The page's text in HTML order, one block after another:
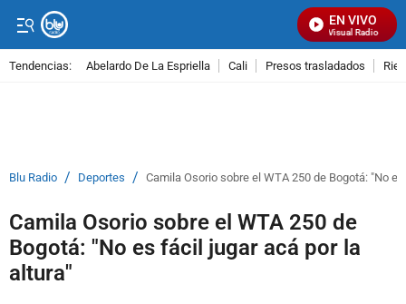
EN VIVO
Señal Visual Radio
Tendencias: Abelardo De La Espriella Cali Presos trasladados
Blu Radio / Deportes / Camila Osorio sobre el WTA 250 de Bogotá: "No
Camila Osorio sobre el WTA 250 de
Bogotá: "No es fácil jugar acá por la
altura"